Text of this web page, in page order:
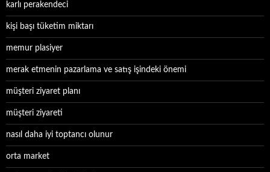
karlı perakendeci
kişi başı tüketim miktarı
memur plasiyer
merak etmenin pazarlama ve satış işindeki önemi
müşteri ziyaret planı
müşteri ziyareti
nasıl daha iyi toptancı olunur
orta market